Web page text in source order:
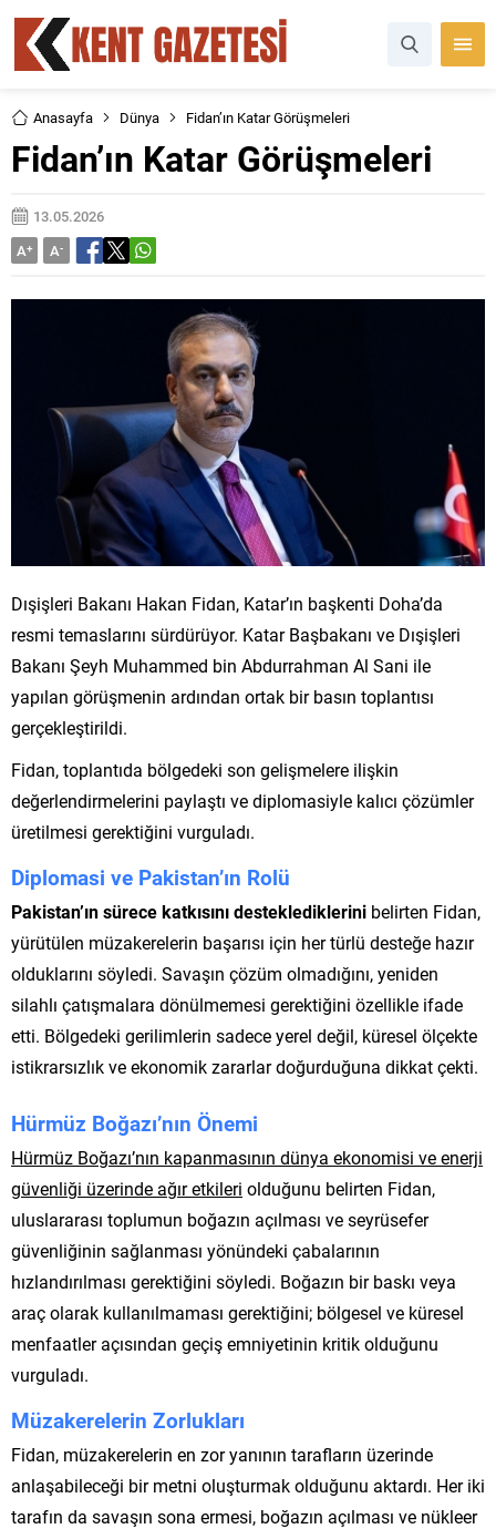
Anasayfa Dünya Fidan’ın Katar Görüşmeleri
Fidan’ın Katar Görüşmeleri
13.05.2026
A+ A-
Dışişleri Bakanı Hakan Fidan, Katar’ın başkenti Doha’da
resmi temaslarını sürdürüyor. Katar Başbakanı ve Dışişleri
Bakanı Şeyh Muhammed bin Abdurrahman Al Sani ile
yapılan görüşmenin ardından ortak bir basın toplantısı
gerçekleştirildi.
Fidan, toplantıda bölgedeki son gelişmelere ilişkin
değerlendirmelerini paylaştı ve diplomasiyle kalıcı çözümler
üretilmesi gerektiğini vurguladı.
Diplomasi ve Pakistan’ın Rolü
Pakistan’ın sürece katkısını desteklediklerini belirten Fidan,
yürütülen müzakerelerin başarısı için her türlü desteğe hazır
olduklarını söyledi. Savaşın çözüm olmadığını, yeniden
silahlı çatışmalara dönülmemesi gerektiğini özellikle ifade
etti. Bölgedeki gerilimlerin sadece yerel değil, küresel ölçekte
istikrarsızlık ve ekonomik zararlar doğurduğuna dikkat çekti.
Hürmüz Boğazı’nın Önemi
Hürmüz Boğazı’nın kapanmasının dünya ekonomisi ve enerji
güvenliği üzerinde ağır etkileri olduğunu belirten Fidan,
uluslararası toplumun boğazın açılması ve seyrüsefer
güvenliğinin sağlanması yönündeki çabalarının
hızlandırılması gerektiğini söyledi. Boğazın bir baskı veya
araç olarak kullanılmaması gerektiğini; bölgesel ve küresel
menfaatler açısından geçiş emniyetinin kritik olduğunu
vurguladı.
Müzakerelerin Zorlukları
Fidan, müzakerelerin en zor yanının tarafların üzerinde
anlaşabileceği bir metni oluşturmak olduğunu aktardı. Her iki
tarafın da savaşın sona ermesi, boğazın açılması ve nükleer